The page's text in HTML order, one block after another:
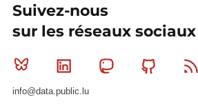
Suivez-nous
sur les réseaux sociaux
Bluesky Linkedin MastodonGithub
info@data.public.lu